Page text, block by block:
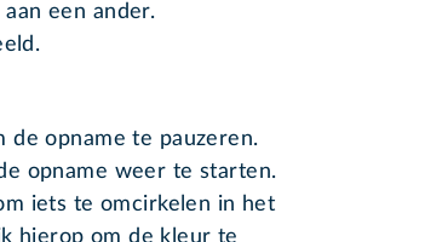
een ander.
de opname te pauzeren.
opname weer te starten.
iets te omcirkelen in het
hierop om de kleur te